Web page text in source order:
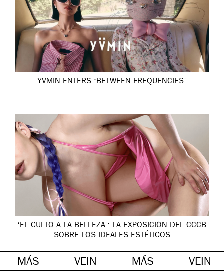
YVMIN ENTERS ‘BETWEEN FREQUENCIES’
‘EL CULTO A LA BELLEZA’: LA EXPOSICIÓN DEL CCCB
SOBRE LOS IDEALES ESTÉTICOS
MÁS VEIN MÁS VEIN